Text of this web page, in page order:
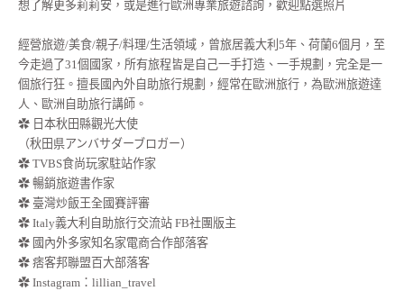
想了解更多莉莉安，或是進行歐洲專業旅遊諮詢，歡迎點選照片
經營旅遊/美食/親子/料理/生活領域，曾旅居義大利5年、荷蘭6個月，至
今走過了31個國家，所有旅程皆是自己一手打造、一手規劃，完全是一
個旅行狂。擅長國內外自助旅行規劃，經常在歐洲旅行，為歐洲旅遊達
人、歐洲自助旅行講師。
✿ 日本秋田縣觀光大使
（秋田県アンバサダーブロガー）
✿ TVBS食尚玩家駐站作家
✿ 暢銷旅遊書作家
✿ 臺灣炒飯王全國賽評審
✿ Italy義大利自助旅行交流站 FB社團版主
✿ 國內外多家知名家電商合作部落客
✿ 痞客邦聯盟百大部落客
✿ Instagram：lillian_travel